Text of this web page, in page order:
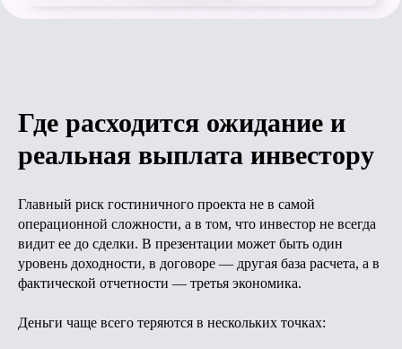
Где расходится ожидание и
реальная выплата инвестору
Главный риск гостиничного проекта не в самой
операционной сложности, а в том, что инвестор не всегда
видит ее до сделки. В презентации может быть один
уровень доходности, в договоре — другая база расчета, а в
фактической отчетности — третья экономика.
Деньги чаще всего теряются в нескольких точках: